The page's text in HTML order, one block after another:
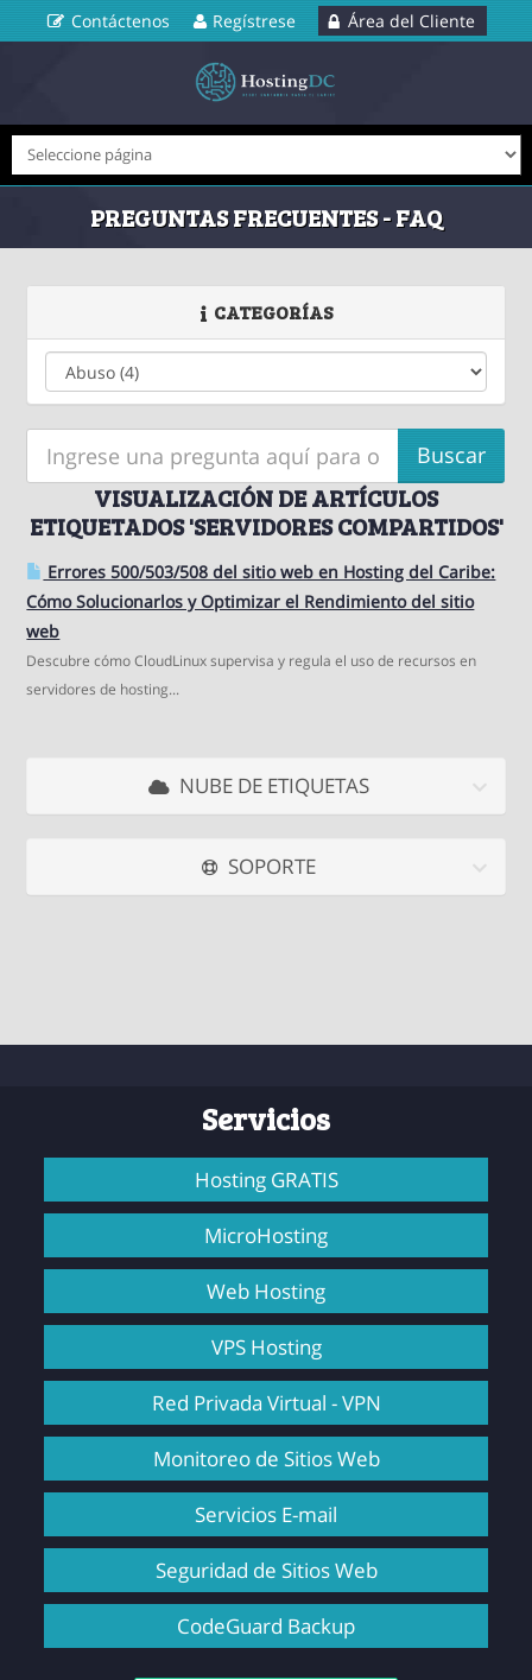
Contáctenos Regístrese Área del Cliente
PREGUNTAS FRECUENTES - FAQ
CATEGORÍAS
VISUALIZACIÓN DE ARTÍCULOS
ETIQUETADOS 'SERVIDORES COMPARTIDOS'
Errores 500/503/508 del sitio web en Hosting del Caribe:
Cómo Solucionarlos y Optimizar el Rendimiento del sitio
web
Descubre cómo CloudLinux supervisa y regula el uso de recursos en
servidores de hosting...
NUBE DE ETIQUETAS
SOPORTE
Servicios
Hosting GRATIS
MicroHosting
Web Hosting
VPS Hosting
Red Privada Virtual - VPN
Monitoreo de Sitios Web
Servicios E-mail
Seguridad de Sitios Web
CodeGuard Backup